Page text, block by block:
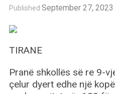
Published September 27, 2023
TIRANE
Pranë shkollës së re 9-
çelur dyert edhe një